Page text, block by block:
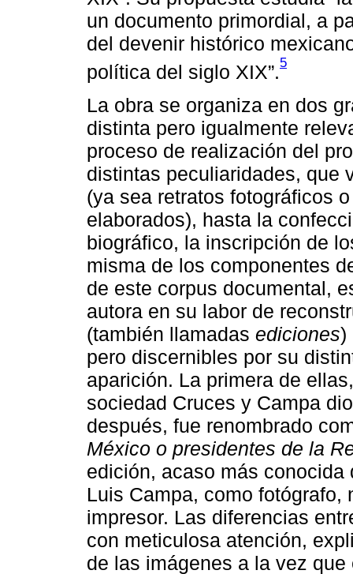
un documento primordial, a
del devenir histórico
política del siglo XIX”.5
La obra se organiza en dos
distinta pero igualmente
proceso de realización del
distintas peculiaridades, que
(ya sea retratos fotográficos
elaborados), hasta la
biográfico, la inscripción de
misma de los componentes
de este corpus documental,
autora en su labor de
(también llamadas ediciones)
pero discernibles por su
aparición. La primera de
sociedad Cruces y Campa
después, fue renombrado
México o presidentes de la
edición, acaso más
Luis Campa, como
impresor. Las diferencias
con meticulosa atención,
de las imágenes a la vez